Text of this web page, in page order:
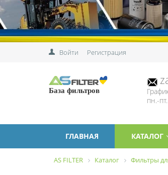
Войти Регистрация
База фильтров
пн.-
ГЛАВНАЯ КАТАЛОГ
AS FILTER Каталог Фильтры